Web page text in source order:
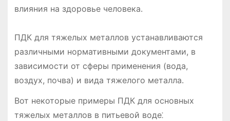
влияния на здоровье человека․
ПДК для тяжелых металлов устанавливаются
различными нормативными документами, в
зависимости от сферы применения (вода,
воздух, почва) и вида тяжелого металла․
Вот некоторые примеры ПДК для основных
тяжелых металлов в питьевой воде⁚